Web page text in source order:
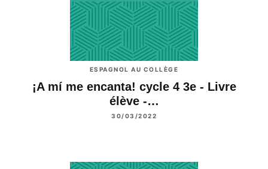
ESPAGNOL AU COLLÈGE
¡A mí me encanta! cycle 4 3e - Livre
élève -…
30/03/2022